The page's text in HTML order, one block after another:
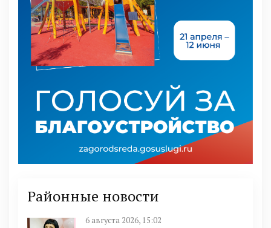
Районные новости
6 августа 2026, 15:02